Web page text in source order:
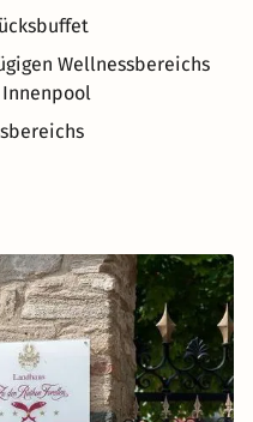
Aufenthalt im
Wellnessbereichs